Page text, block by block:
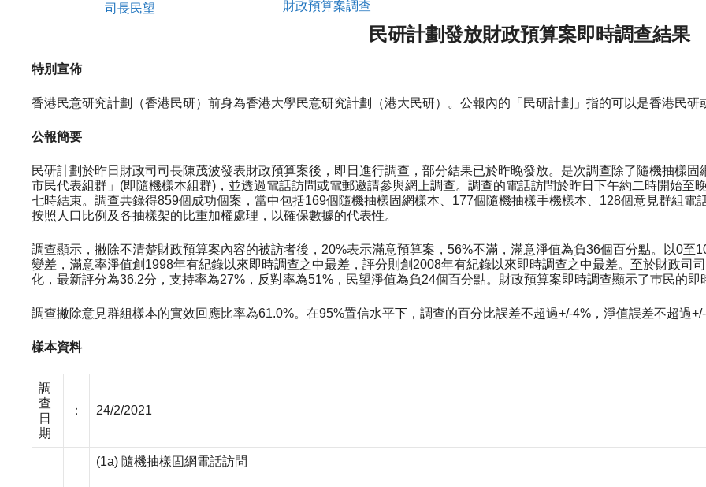
司長民望 財政預算案調查
民研計劃發放財政預算案即時調查結果
特別宣佈
香港民意研究計劃（香港民研）前身為香港大學民意研究計劃（港大民研）。公報內的「民研計劃」指的可以是香港民研
公報簡要
民研計劃於昨日財政司司長陳茂波發表財政預算案後，即日進行調查，部分結果已於昨晚發放。是次調查除了隨機抽樣
市民代表組群」(即隨機樣本組群)，並透過電話訪問或電郵邀請參與網上調查。調查的電話訪問於昨日下午約二時開始至
七時結束。調查共錄得859個成功個案，當中包括169個隨機抽樣固網樣本、177個隨機抽樣手機樣本、128個意見群組電
按照人口比例及各抽樣架的比重加權處理，以確保數據的代表性。
調查顯示，撇除不清楚財政預算案內容的被訪者後，20%表示滿意預算案，56%不滿，滿意淨值為負36個百分點。以0至
變差，滿意率淨值創1998年有紀錄以來即時調查之中最差，評分則創2008年有紀錄以來即時調查之中最差。至於財政司
化，最新評分為36.2分，支持率為27%，反對率為51%，民望淨值為負24個百分點。財政預算案即時調查顯示了巿民的即
調查撇除意見群組樣本的實效回應比率為61.0%。在95%置信水平下，調查的百分比誤差不超過+/-4%，淨值誤差不超過
樣本資料
調
查
日
期
： 24/2/2021
(1a) 隨機抽樣固網電話訪問